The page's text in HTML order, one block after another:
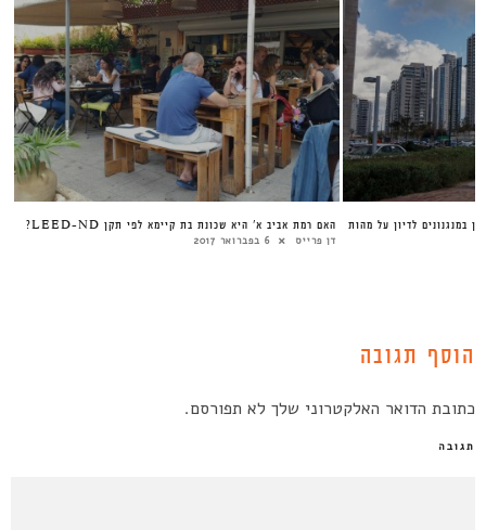
תחום הדיור בישראל חייב להתבגר: מדיון במנגנונים לדיון על מהות
טלי חתוקה 18 ביולי 2018
הוסף תגובה
כתובת הדואר האלקטרוני שלך לא תפורסם.
תגובה